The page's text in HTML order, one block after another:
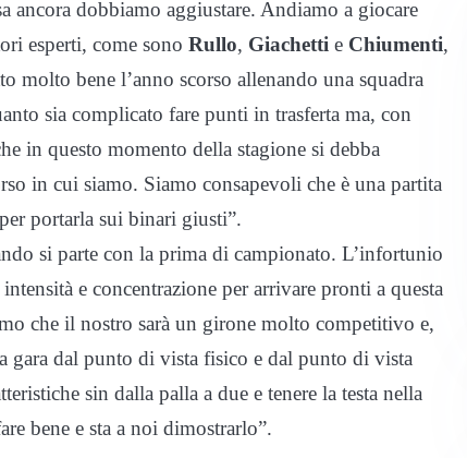
ancora dobbiamo aggiustare. Andiamo a giocare
esperti, come sono Rullo, Giachetti e Chiumenti,
molto bene l’anno scorso allenando una squadra
sia complicato fare punti in trasferta ma, con
in questo momento della stagione si debba
in cui siamo. Siamo consapevoli che è una partita
portarla sui binari giusti”.
si parte con la prima di campionato. L’infortunio
e concentrazione per arrivare pronti a questa
che il nostro sarà un girone molto competitivo e,
gara dal punto di vista fisico e dal punto di vista
sin dalla palla a due e tenere la testa nella
bene e sta a noi dimostrarlo”.